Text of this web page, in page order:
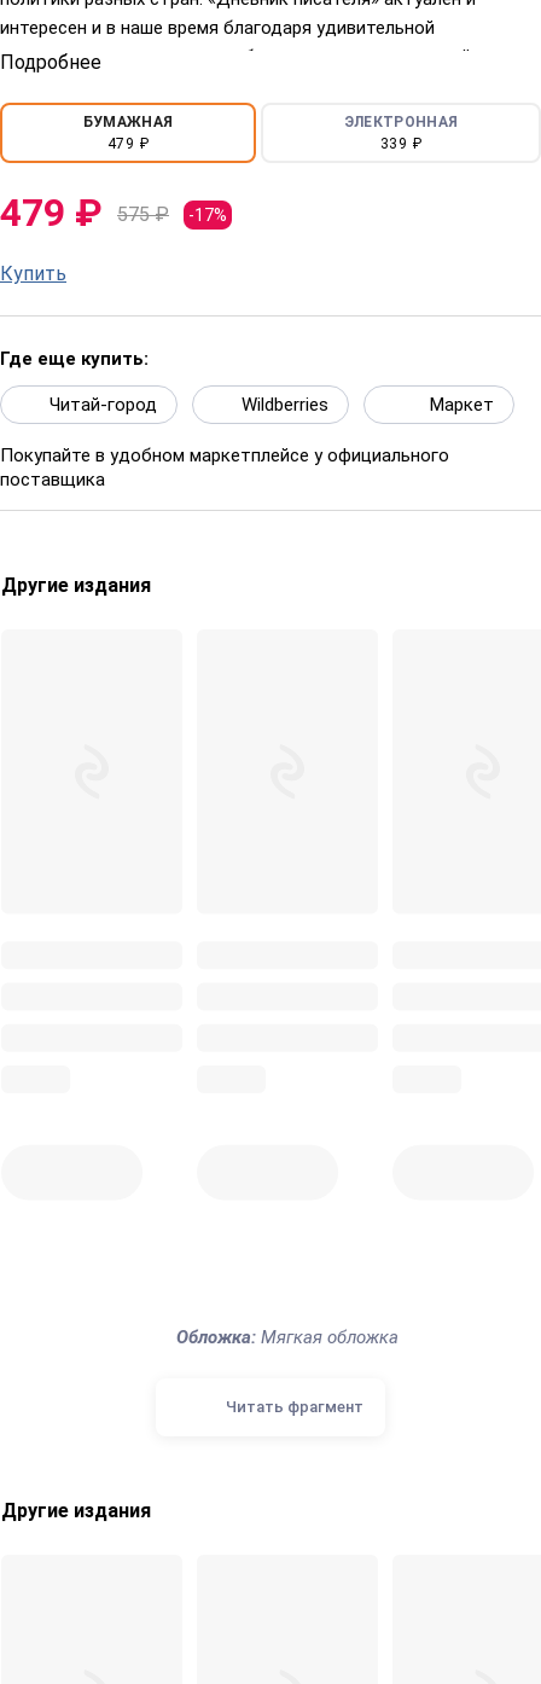
интересен и в наше время благодаря удивительной
проницательности автора, обнажающего суть явлений.
Подробнее
БУМАЖНАЯ
479 ₽
ЭЛЕКТРОННАЯ
339 ₽
479 ₽ 575 ₽ -17%
Купить
Где еще купить:
Читай-город Wildberries Маркет
Покупайте в удобном маркетплейсе у официального
поставщика
Другие издания
Обложка: Мягкая обложка
Читать фрагмент
Другие издания